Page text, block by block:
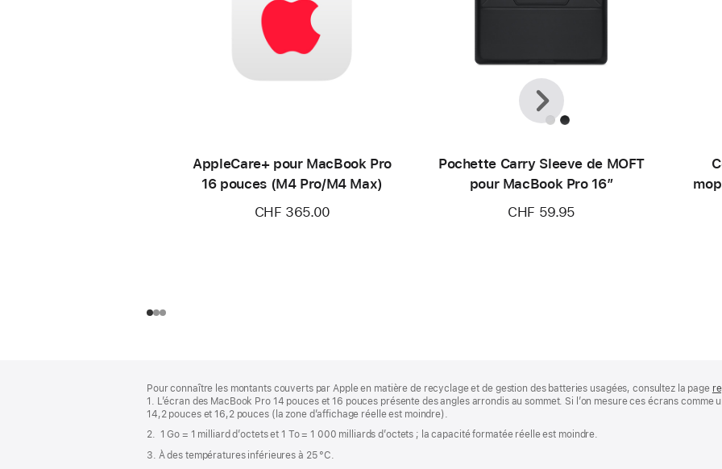
AppleCare+ pour MacBook Pro
16 pouces (M4 Pro/M4 Max)
CHF 365.00
Pochette Carry Sleeve de MOFT
pour MacBook Pro 16″
CHF 59.95
Précédent
Suivant
de
page
de
bas
de
page
Pour connaître les montants couverts par Apple en matière de recyclage et de gestion des batteries usagées, consultez la page
1. L’écran des MacBook Pro 14 pouces et 16 pouces présente des angles arrondis au sommet. Si l’on mesure ces écrans
14,2 pouces et 16,2 pouces (la zone d’affichage réelle est moindre).
2. 1 Go = 1 milliard d’octets et 1 To = 1 000 milliards d’octets ; la capacité formatée réelle est moindre.
3. À des températures inférieures à 25 °C.